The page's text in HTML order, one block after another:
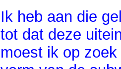
Ik heb aan die
tot dat deze
moest ik op